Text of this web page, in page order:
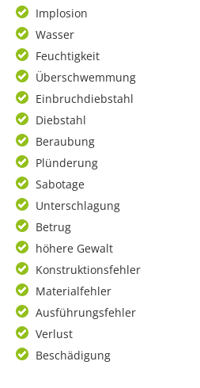
Implosion
Wasser
Feuchtigkeit
Überschwemmung
Einbruchdiebstahl
Diebstahl
Beraubung
Plünderung
Sabotage
Unterschlagung
Betrug
höhere Gewalt
Konstruktionsfehler
Materialfehler
Ausführungsfehler
Verlust
Beschädigung